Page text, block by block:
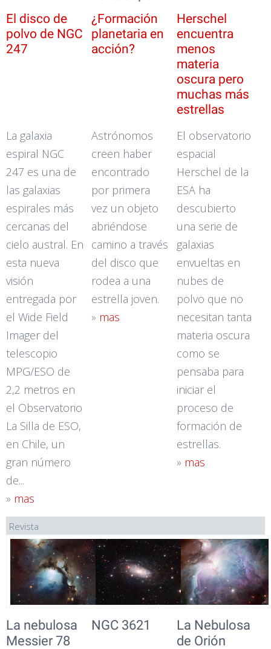
El disco de
polvo de NGC
247
¿Formación
planetaria en
acción?
Herschel
encuentra
menos
materia
oscura pero
muchas más
estrellas
La galaxia
espiral NGC
247 es una de
las galaxias
espirales más
cercanas del
cielo austral. En
esta nueva
visión
entregada por
el Wide Field
Imager del
telescopio
MPG/ESO de
2,2 metros en
el Observatorio
La Silla de ESO,
en Chile, un
gran número
de...
» mas
Astrónomos
creen haber
encontrado
por primera
vez un objeto
abriéndose
camino a través
del disco que
rodea a una
estrella joven.
» mas
El observatorio
espacial
Herschel de la
ESA ha
descubierto
una serie de
galaxias
envueltas en
nubes de
polvo que no
necesitan tanta
materia oscura
como se
pensaba para
iniciar el
proceso de
formación de
estrellas.
» mas
Revista
La nebulosa
Messier 78
NGC 3621
La Nebulosa
de Orión